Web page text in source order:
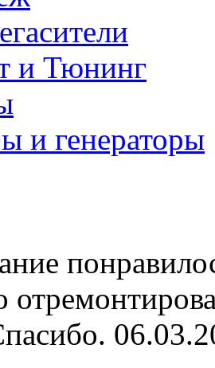
и Тюнинг
и генераторы